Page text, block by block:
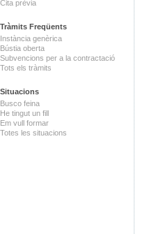
Cita prèvia
Tràmits Freqüents
Instància genèrica
Bústia oberta
Subvencions per a la contractació
Tots els tràmits
Situacions
Busco feina
He tingut un fill
Em vull formar
Totes les situacions